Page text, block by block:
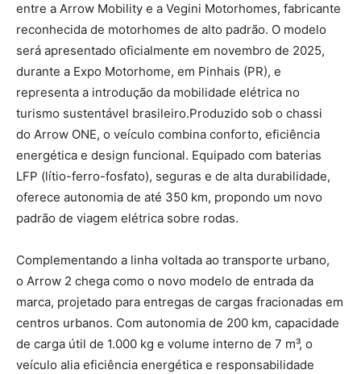
entre a Arrow Mobility e a Vegini Motorhomes, fabricante
reconhecida de motorhomes de alto padrão. O modelo
será apresentado oficialmente em novembro de 2025,
durante a Expo Motorhome, em Pinhais (PR), e
representa a introdução da mobilidade elétrica no
turismo sustentável brasileiro.Produzido sob o chassi
do Arrow ONE, o veículo combina conforto, eficiência
energética e design funcional. Equipado com baterias
LFP (lítio-ferro-fosfato), seguras e de alta durabilidade,
oferece autonomia de até 350 km, propondo um novo
padrão de viagem elétrica sobre rodas.
Complementando a linha voltada ao transporte urbano,
o Arrow 2 chega como o novo modelo de entrada da
marca, projetado para entregas de cargas fracionadas em
centros urbanos. Com autonomia de 200 km, capacidade
de carga útil de 1.000 kg e volume interno de 7 m³, o
veículo alia eficiência energética e responsabilidade